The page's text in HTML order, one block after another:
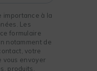
importance à la
Les
formulaire
notamment de
votre
vous envoyer
produits,